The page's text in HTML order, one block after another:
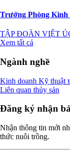
Trưởng Phòng Kinh
TẬP ĐOÀN VIỆT
Xem tất cả
Ngành nghề
Kinh doanh Kỹ thuật
Liên quan thủy sản
Đăng ký nhận
Nhận thông tin mới
thức nuôi trồng.